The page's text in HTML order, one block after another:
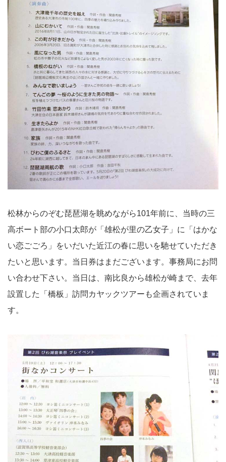
松林からのぞむ琵琶湖を眺めながら101年前に、当時の三
高ボート部の小口太郎が「雄松が里の乙女子」に「はかな
い恋ごごろ」をいだいた近江の春に思いを馳せていただき
たいと思います。当日券はまだございます。事務局にお問
い合わせ下さい。当日は、南比良から雄松が崎まで、去年
設置した「橋板」訪問カヤックツアーも企画されていま
す。